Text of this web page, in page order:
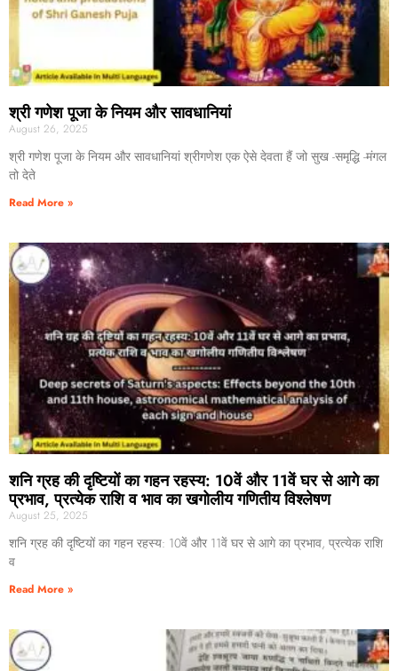
श्री गणेश पूजा के नियम और सावधानियां
August 26, 2025
श्री गणेश पूजा के नियम और सावधानियां श्रीगणेश एक ऐसे देवता हैं जो सुख -समृद्धि -मंगल
तो देते
Read More »
शनि ग्रह की दृष्टियों का गहन रहस्य: 10वें और 11वें घर से आगे का
प्रभाव, प्रत्येक राशि व भाव का खगोलीय गणितीय विश्लेषण
August 25, 2025
शनि ग्रह की दृष्टियों का गहन रहस्य: 10वें और 11वें घर से आगे का प्रभाव, प्रत्येक राशि
व
Read More »